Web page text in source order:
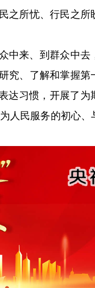
之所忧、行民之
中来、到群众中
究、了解和掌握
达习惯，开展了
人民服务的初心